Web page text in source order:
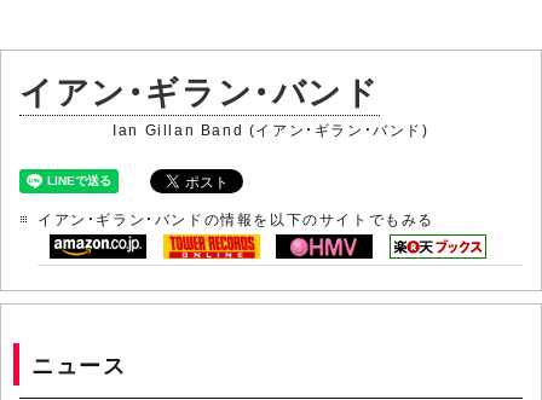
イアン・ギラン・バンド
Ian Gillan Band (イアン・ギラン・バンド)
イアン・ギラン・バンドの情報を以下のサイトでもみる
ニュース